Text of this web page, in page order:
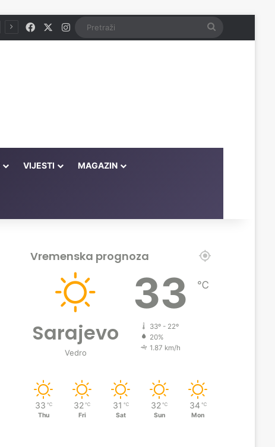
FacebookInstagram Pretraži
VIJESTI MAGAZIN
Vremenska prognoza
Sarajevo
Vedro
33 ℃
33º - 22º
20%
1.87 km/h
33 ℃
Thu
32 ℃
Fri
31 ℃
Sat
32 ℃
Sun
34 ℃
Mon